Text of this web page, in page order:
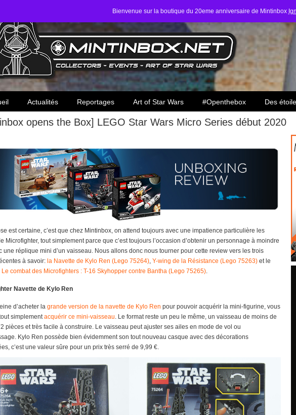
Bienvenue sur la boutique du 20eme anniversaire de Mintinbox
des collectionneurs Star Wars
Actualités Reportages Art of Star Wars #Openthebox Des
opens the Box] LEGO Star Wars Micro Series début 2020
est certaine, c’est que chez Mintinbox, on attend toujours avec une impatience particulière les
Microfighter, tout simplement parce que c’est toujours l’occasion d’obtenir un personnage à moindre
une réplique mini d’un vaisseau. Nous allons donc nous tourner pour cette review vers les trois
à savoir: la Navette de Kylo Ren (Lego 75264), Y-wing de la Résistance (Lego 75263) et le
Le combat des Microfighters : T-16 Skyhopper contre Bantha (Lego 75265).
Navette de Kylo Ren
d’acheter la grande version de la navette de Kylo Ren pour pouvoir acquérir la mini-figurine, vous
simplementacquérir ce mini-vaisseau. Le format reste un peu le même, un vaisseau de moins de
pièces et très facile à construire. Le vaisseau peut ajuster ses ailes en mode de vol ou
Kylo Ren possède bien évidemment son tout nouveau casque avec des décorations
c’est une valeur sûre pour un prix très serré de 9,99 €.